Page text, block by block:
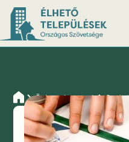
Önkormányzatok